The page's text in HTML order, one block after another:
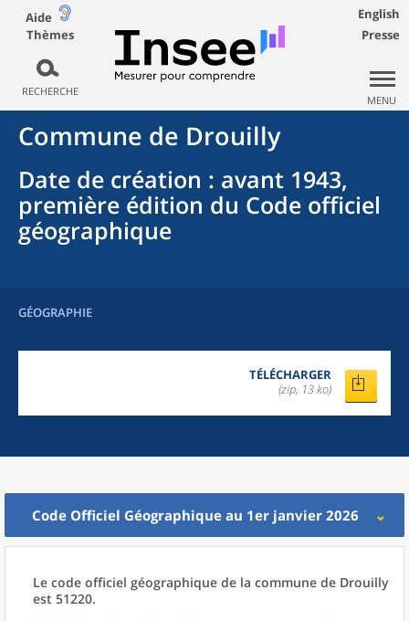
Aide
Thèmes
RECHERCHE
English
Presse
MENU
Commune de Drouilly
Date de création : avant 1943,
première édition du Code officiel
géographique
GÉOGRAPHIE
TÉLÉCHARGER
(zip, 13 ko)
Code Officiel Géographique au 1er janvier 2026
Le code officiel géographique de la commune de Drouilly
est 51220.